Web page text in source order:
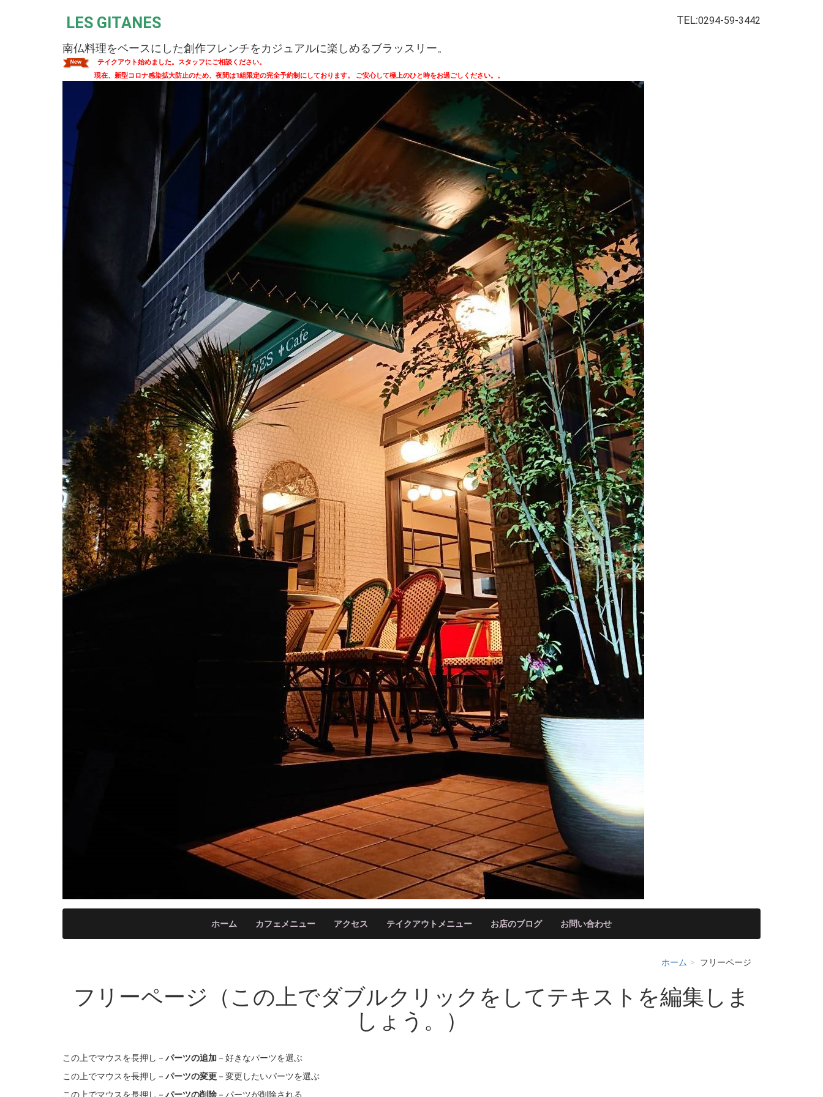
LES GITANES
南仏料理をベースにした創作フレンチをカジュアルに楽しめるブラッスリー。
テイクアウト始めました。スタッフにご相談ください。
現在、新型コロナ感染拡大防止のため、夜間は1組限定の完全予約制にしております。
ご安心して極上のひと時をお過ごしください。 。
TEL:0294-59-3442
ホーム カフェメニュー アクセス テイクアウトメニュー お店のブログ お問い合わせ
ホーム フリーページ
フリーページ（この上でダブルクリックをしてテキストを編集しま
しょう。）
この上でマウスを長押し－ パーツの追加 －好きなパーツを選ぶ
この上でマウスを長押し－ パーツの変更 －変更したいパーツを選ぶ
この上でマウスを長押し－ パーツの削除 －パーツが削除される